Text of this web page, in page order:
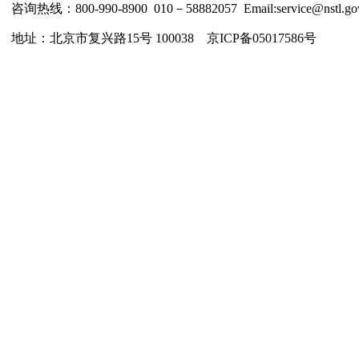
咨询热线：800-990-8900 010－58882057
地址：北京市复兴路15号 100038 京ICP备05017586号